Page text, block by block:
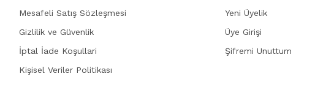
Mesafeli Satış Sözleşmesi
Gizlilik ve Güvenlik
İptal İade Koşullari
Kişisel Veriler Politikası
Yeni Üyelik
Üye Girişi
Şifremi Unuttum